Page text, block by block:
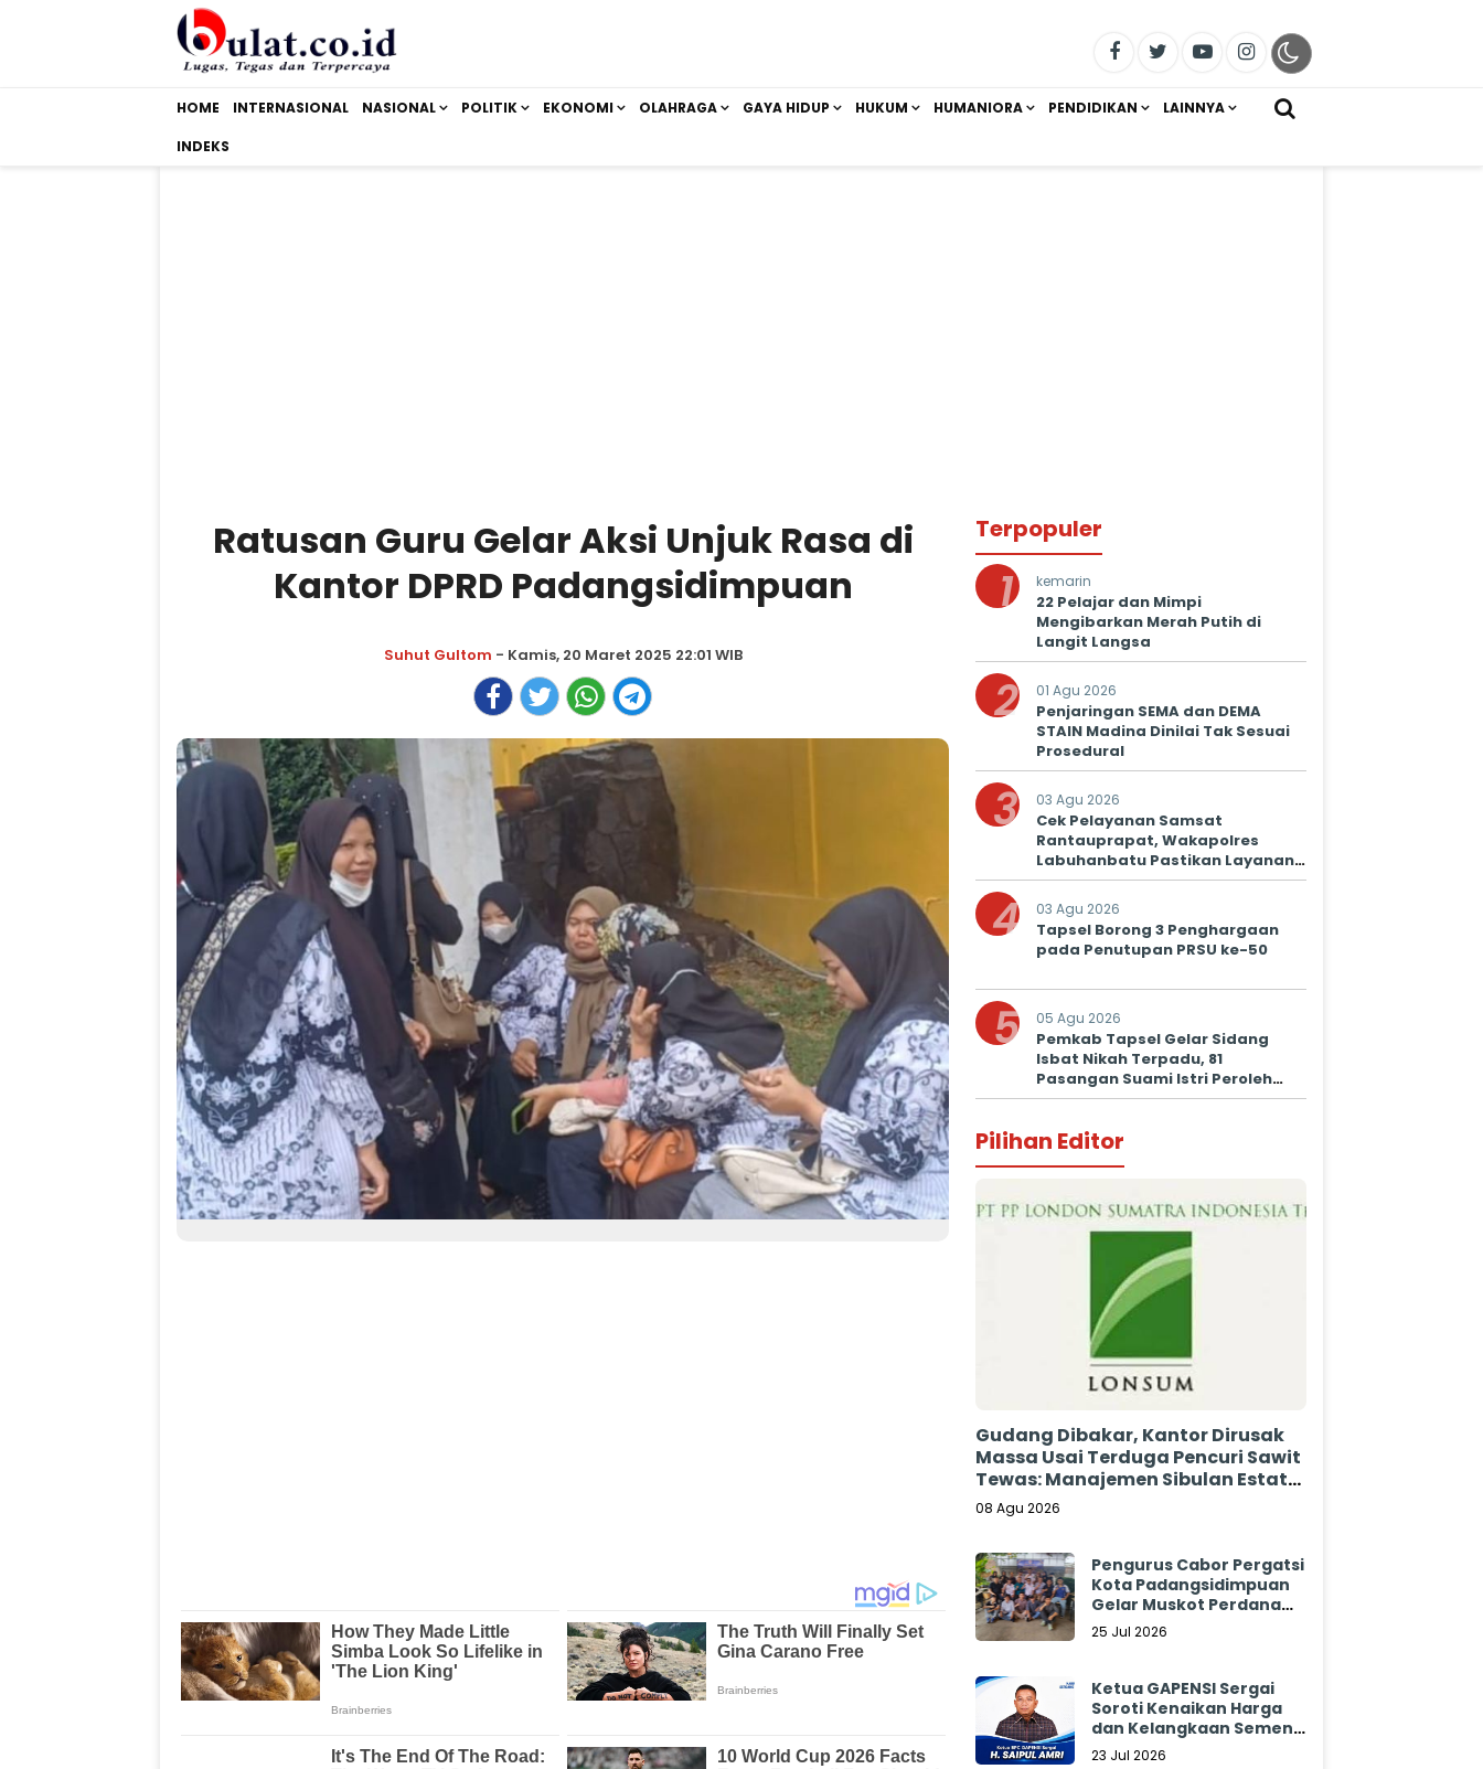
HOME INTERNASIONAL NASIONAL POLITIK EKONOMI OLAHRAGA GAYA HIDUP HUKUM HUMANIORA PENDIDIKAN LAINNYA
INDEKS
Ratusan Guru Gelar Aksi Unjuk Rasa di
Kantor DPRD Padangsidimpuan
Suhut Gultom - Kamis, 20 Maret 2025 22:01 WIB
Terpopuler
1 kemarin
22 Pelajar dan Mimpi
Mengibarkan Merah Putih di
Langit Langsa
2 01 Agu 2026
Penjaringan SEMA dan DEMA
STAIN Madina Dinilai Tak Sesuai
Prosedural
3 03 Agu 2026
Cek Pelayanan Samsat
Rantauprapat, Wakapolres
Labuhanbatu Pastikan Layanan
Prima untuk Masyarakat
4 03 Agu 2026
Tapsel Borong 3 Penghargaan
pada Penutupan PRSU ke-50
5 05 Agu 2026
Pemkab Tapsel Gelar Sidang
Isbat Nikah Terpadu, 81
Pasangan Suami Istri Peroleh
Kepastian Hukum
Pilihan Editor
Gudang Dibakar, Kantor Dirusak
Massa Usai Terduga Pencuri Sawit
Tewas: Manajemen Sibulan Estate
Bungkam
08 Agu 2026
Pengurus Cabor Pergatsi
Kota Padangsidimpuan
Gelar Muskot Perdana
2026 - 2030
25 Jul 2026
Ketua GAPENSI Sergai
Soroti Kenaikan Harga
dan Kelangkaan Semen,
Minta Pemerintah
23 Jul 2026